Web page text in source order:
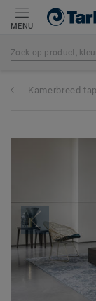
MENU
Kamerbreed